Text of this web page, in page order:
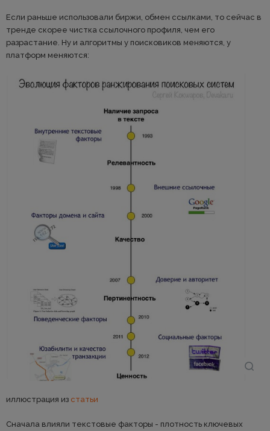
Если раньше использовали биржи, обмен ссылками, то сейчас в
тренде скорее чистка ссылочного профиля, чем его
разрастание. Ну и алгоритмы у поисковиков меняются, у
платформ меняются:
иллюстрация из статьи
Сначала влияли текстовые факторы - плотность ключевых